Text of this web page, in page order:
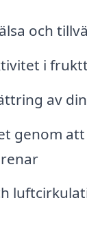
och
i
av
genom